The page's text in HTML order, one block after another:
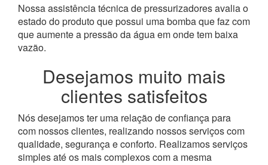
Nossa assistência técnica de pressurizadores avalia o
estado do produto que possui uma bomba que faz com
que aumente a pressão da água em onde tem baixa
vazão.
Desejamos muito mais
clientes satisfeitos
Nós desejamos ter uma relação de confiança para
com nossos clientes, realizando nossos serviços com
qualidade, segurança e conforto. Realizamos serviços
simples até os mais complexos com a mesma